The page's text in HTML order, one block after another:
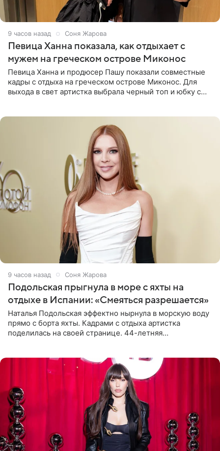
9 часов назад Соня Жарова
Певица Ханна показала, как отдыхает с
мужем на греческом острове Миконос
Певица Ханна и продюсер Пашу показали совместные
кадры с отдыха на греческом острове Миконос. Для
выхода в свет артистка выбрала черный топ и юбку с
9 часов назад Соня Жарова
Подольская прыгнула в море с яхты на
отдыхе в Испании: «Смеяться разрешается»
Наталья Подольская эффектно нырнула в морскую воду
прямо с борта яхты. Кадрами с отдыха артистка
поделилась на своей странице. 44-летняя